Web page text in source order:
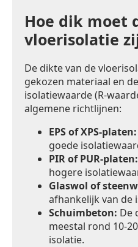
Hoe dik moet
vloerisolatie
De dikte van de
gekozen materiaal en
isolatiewaarde (R-
algemene richtlijnen:
EPS of XPS-platen:
goede
PIR of PUR-platen:
hogere
Glaswol of
afhankelijk van de
Schuimbeton: De
meestal rond 10-
isolatie.